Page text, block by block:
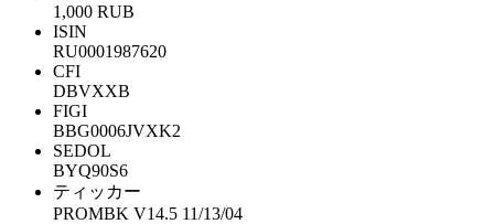
1,000 RUB
ISIN
RU0001987620
CFI
DBVXXB
FIGI
BBG0006JVXK2
SEDOL
BYQ90S6
ティッカー
PROMBK V14.5 11/13/04